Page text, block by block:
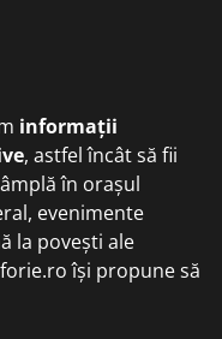
informații
, astfel încât să fii
în orașul
evenimente
la povești ale
își propune să